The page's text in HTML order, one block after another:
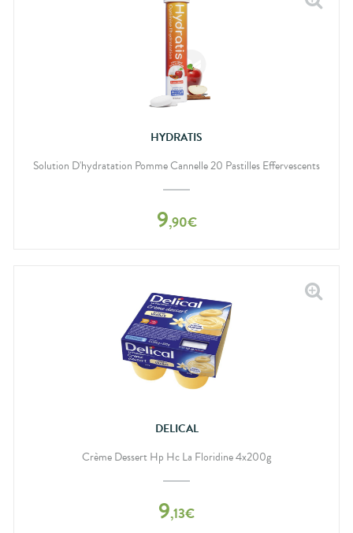
HYDRATIS
Solution D'hydratation Pomme Cannelle 20 Pastilles Effervescents
9,90€
DELICAL
Crème Dessert Hp Hc La Floridine 4x200g
9,13€